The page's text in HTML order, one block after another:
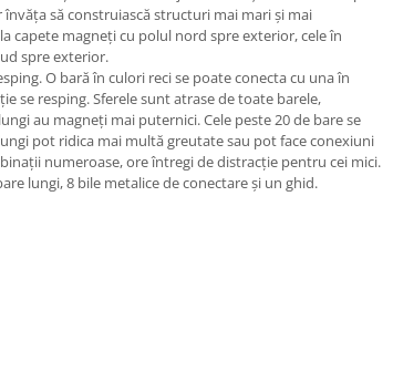
învăţa să construiască structuri mai mari și mai
capete magneți cu polul nord spre exterior, cele în
spre exterior.
O bară în culori reci se poate conecta cu una în
se resping. Sferele sunt atrase de toate barele,
au magneți mai puternici. Cele peste 20 de bare se
pot ridica mai multă greutate sau pot face conexiuni
numeroase, ore întregi de distracție pentru cei mici.
lungi, 8 bile metalice de conectare și un ghid.